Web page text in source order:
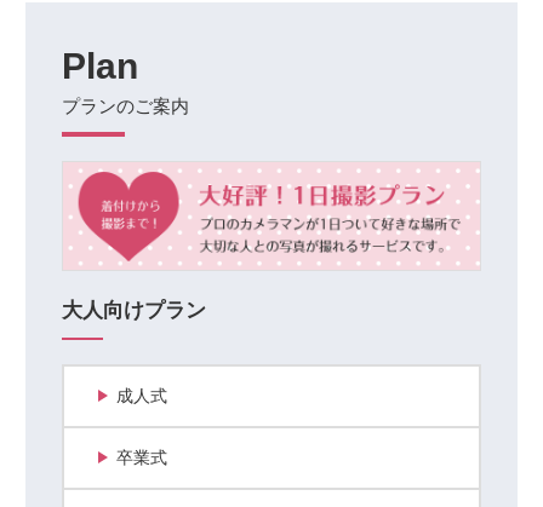
Plan
プランのご案内
大人向けプラン
成人式
卒業式